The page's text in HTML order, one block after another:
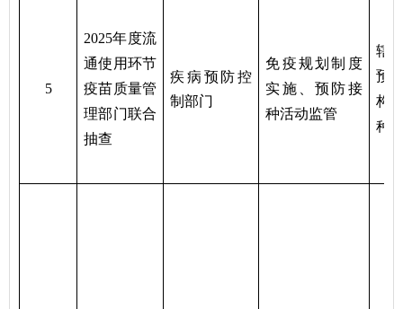
5
2025年度流
通使用环节
疫苗质量管
理部门联合
抽查
疾病预防控
制部门
免疫规划制度
实施、预防接
种活动监管
辖
预
构
种